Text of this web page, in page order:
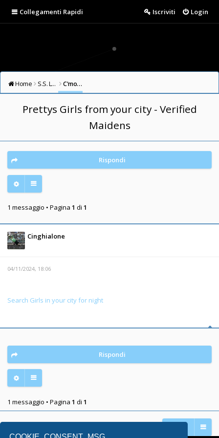
Collegamenti Rapidi Login
Iscriviti
Home S.S. LAZIO FORUM C'mon Guys (English/Other Languages Forum)
Prettys Girls from your city - Verified
Maidens
Rispondi
1 messaggio • Pagina 1 di 1
Cinghialone
04/11/2024, 18:06
Search Girls in your city for night
Rispondi
1 messaggio • Pagina 1 di 1